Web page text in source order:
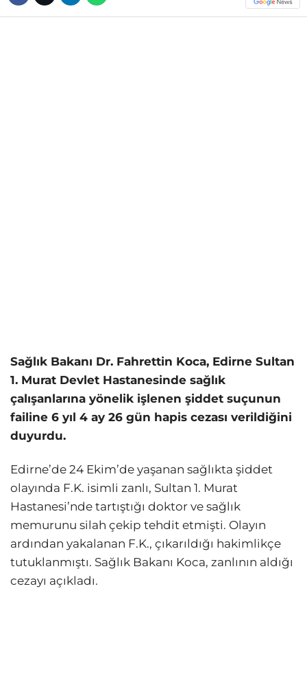
Sağlık Bakanı Dr. Fahrettin Koca, Edirne Sultan
1. Murat Devlet Hastanesinde sağlık
çalışanlarına yönelik işlenen şiddet suçunun
failine 6 yıl 4 ay 26 gün hapis cezası verildiğini
duyurdu.
Edirne’de 24 Ekim’de yaşanan sağlıkta şiddet
olayında F.K. isimli zanlı, Sultan 1. Murat
Hastanesi’nde tartıştığı doktor ve sağlık
memurunu silah çekip tehdit etmişti. Olayın
ardından yakalanan F.K., çıkarıldığı hakimlikçe
tutuklanmıştı. Sağlık Bakanı Koca, zanlının aldığı
cezayı açıkladı.